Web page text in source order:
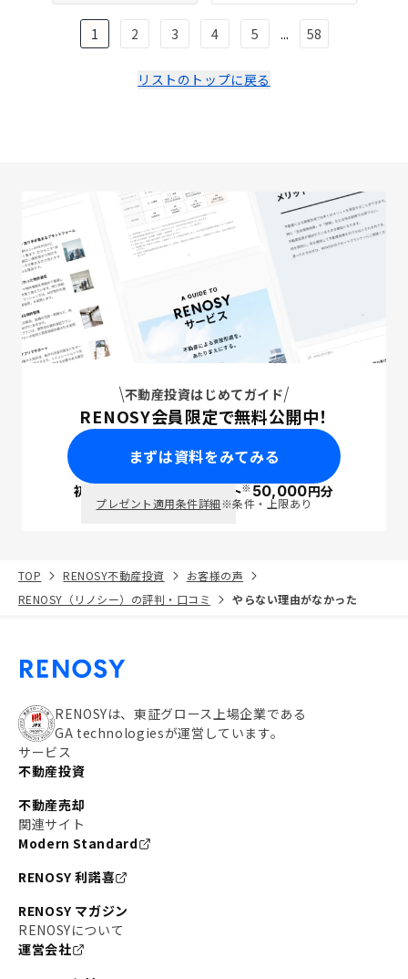
1 2 3 4 5 ... 58
リストのトップに戻る
不動産投資はじめてガイド
RENOSY会員限定で無料公開中！
まずは資料をみてみる
初回面談で ポイント※50,000円分
プレゼント適用条件詳細※条件・上限あり
TOP RENOSY不動産投資
お客様の声
RENOSY（リノシー）の評判・口コミ
やらない理由がなかった
RENOSYは、東証グロース上場企業である
GA technologiesが運営しています。
サービス
不動産投資
不動産売却
関連サイト
Modern Standard
RENOSY 利諾喜
RENOSY マガジン
RENOSYについて
運営会社